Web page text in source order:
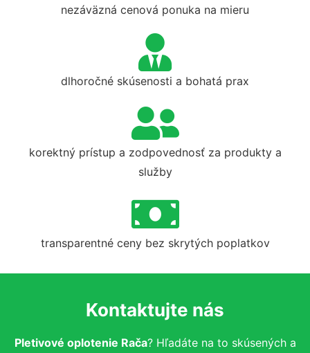
nezáväzná cenová ponuka na mieru
dlhoročné skúsenosti a bohatá prax
korektný prístup a zodpovednosť za produkty a
služby
transparentné ceny bez skrytých poplatkov
Kontaktujte nás
Pletivové oplotenie Rača? Hľadáte na to skúsených a